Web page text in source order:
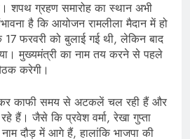
शपथ ग्रहण समारोह का स्थान अभी
है कि आयोजन रामलीला मैदान में हो
फरवरी को बुलाई गई थी, लेकिन बाद
मुख्यमंत्री का नाम तय करने से पहले
करेगी।
काफी समय से अटकलें चल रही हैं और
हैं। जैसे कि प्रवेश वर्मा, रेखा गुप्ता
दौड़ में आगे हैं, हालांकि भाजपा की